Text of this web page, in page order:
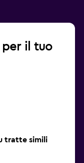
il tuo
tratte simili